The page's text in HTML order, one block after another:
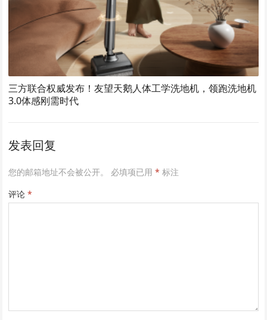
三方联合权威发布！友望天鹅人体工学洗地机，领跑洗地机
3.0体感刚需时代
发表回复
您的邮箱地址不会被公开。 必填项已用* 标注
评论*